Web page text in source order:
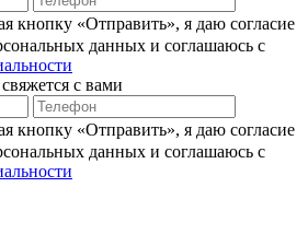
кнопку «Отправить», я даю согласие
данных и соглашаюсь с
с вами
кнопку «Отправить», я даю согласие
данных и соглашаюсь с